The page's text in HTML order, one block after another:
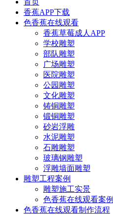
香蕉APP下载
色香蕉在线观看
香蕉草莓成人APP
学校雕塑
部队雕塑
广场雕塑
医院雕塑
公园雕塑
文化雕塑
铸铜雕塑
锻铜雕塑
砂岩浮雕
水泥雕塑
石雕雕塑
玻璃钢雕塑
浮雕墙面雕塑
雕塑工程案例
雕塑施工实景
色香蕉在线观看案例
色香蕉在线观看制作流程